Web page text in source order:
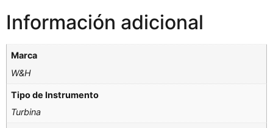
Información adicional
Marca
W&H
Tipo de Instrumento
Turbina